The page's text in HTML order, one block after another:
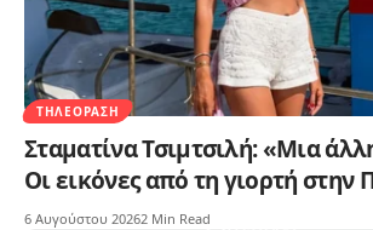
ΤΗΛΕΌΡΑΣΗ
Σταματίνα Τσιμτσιλή: «Μια
Οι εικόνες από τη γιορτή στην
6 Αυγούστου 20262 Min Read